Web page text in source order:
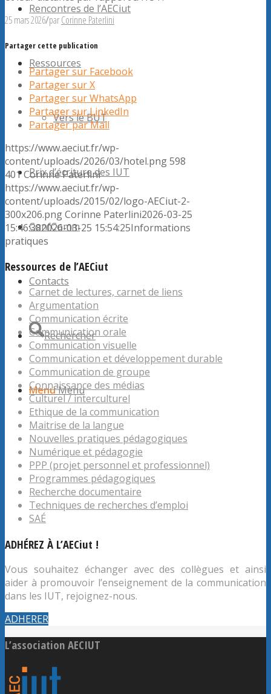
Rencontres de l’AECiut
Ressources
Vers le BUT
Prix d’écriture des IUT
ConfComm
Contacts
Rechercher
MenuMenu
25 mars 2026/parCorinne Paterlini
Partager cette publication
Partager sur Facebook
Partager sur X
Partager sur WhatsApp
Partager sur LinkedIn
Partager par Mail
https://www.aeciut.fr/wp-
content/uploads/2026/03/hotel.png598
401Corinne Paterlini
https://www.aeciut.fr/wp-
content/uploads/2015/02/logo-AECiut-2-
300x206.pngCorinne Paterlini2026-03-25
15:46:382026-03-25 15:54:25Informations
pratiques
Ressources de l’AECiut
Carnet de lectures, carnet de liens
Argumentation
Communication écrite
Communication orale
Communication visuelle
Communication et développement durable
Communication de groupe
Connaissance des médias
Culturel / interculturel
Ethique de la communication
Maitrise de la langue
Nouvelles pratiques pédagogiques
Numérique et pédagogie
PPP (projet personnel et professionnel)
Programmes pédagogiques
Recherche documentaire
Techniques de recherches d’emploi
SAÉ
ADHÉREZ À L’AECiut !
Vous souhaitez échanger avec des collègues et ainsi
aider à promouvoir l’enseignement de la communication
dans les IUT, rejoignez-nous.
ADHERER
L’association AECIUT